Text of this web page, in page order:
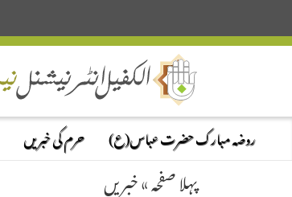
روضہ مبارک حضرت عباس(ع) حرم کی خبریں
پہلا صفحہ»خبریں